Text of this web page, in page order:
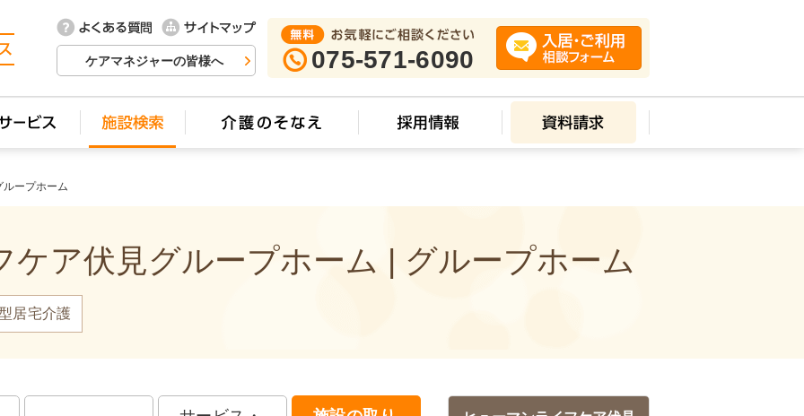
ケアマネジャーの皆様へ 075-571-6090
ープホーム
ケア伏見グループホーム | グループホーム
居宅介護